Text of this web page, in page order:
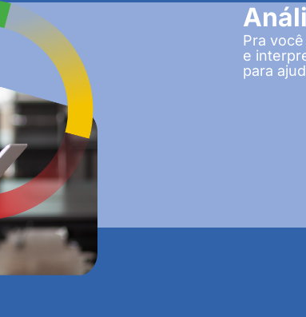
Pra
e
para